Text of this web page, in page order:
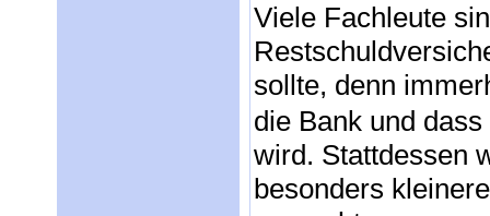
Viele Fachleute
sollte, denn
die Bank und
wird. Stattdessen
besonders